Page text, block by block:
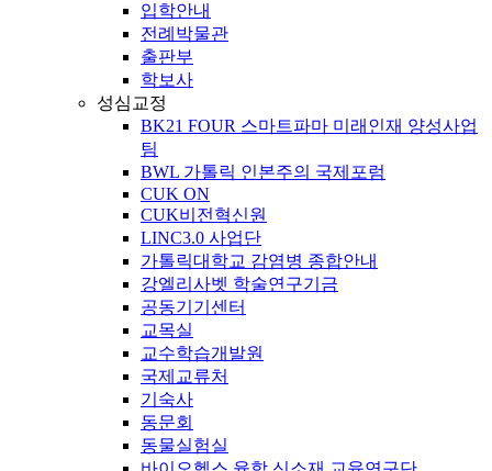
입학안내
전례박물관
출판부
학보사
성심교정
BK21 FOUR 스마트파마 미래인재 양성사업
팀
BWL 가톨릭 인본주의 국제포럼
CUK ON
CUK비전혁신원
LINC3.0 사업단
가톨릭대학교 감염병 종합안내
강엘리사벳 학술연구기금
공동기기센터
교목실
교수학습개발원
국제교류처
기숙사
동문회
동물실험실